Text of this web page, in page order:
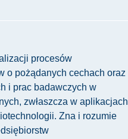
procesów
o pożądanych cechach oraz
i prac badawczych w
zwłaszcza w aplikacjach
Zna i rozumie